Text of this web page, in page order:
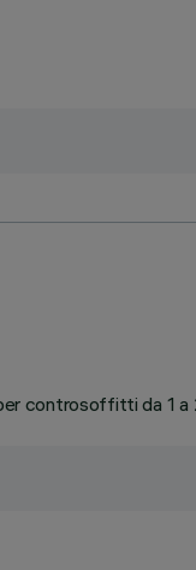
controsoffitti da 1